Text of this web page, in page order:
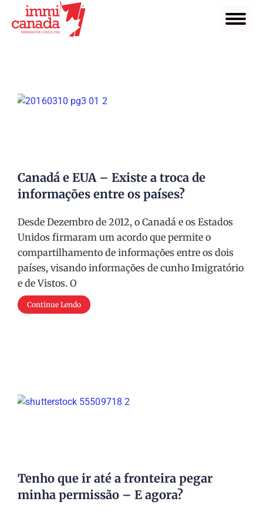
Canadá e EUA – Existe a troca de
informações entre os países?
Desde Dezembro de 2012, o Canadá e os Estados
Unidos firmaram um acordo que permite o
compartilhamento de informações entre os dois
países, visando informações de cunho Imigratório
e de Vistos. O
Continue Lendo
Tenho que ir até a fronteira pegar
minha permissão – E agora?